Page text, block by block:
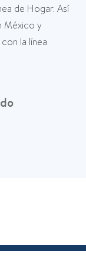
de Hogar. Así
México y
la línea